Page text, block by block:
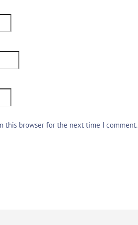
this browser for the next time I comment.